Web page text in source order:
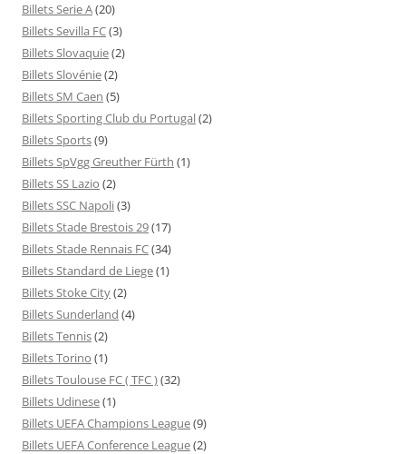
Billets Serie A(20)
Billets Sevilla FC(3)
Billets Slovaquie(2)
Billets Slovénie(2)
Billets SM Caen (5)
Billets Sporting Club du Portugal(2)
Billets Sports(9)
Billets SpVgg Greuther Fürth (1)
Billets SS Lazio (2)
Billets SSC Napoli(3)
Billets Stade Brestois 29(17)
Billets Stade Rennais FC(34)
Billets Standard de Liege(1)
Billets Stoke City(2)
Billets Sunderland (4)
Billets Tennis(2)
Billets Torino (1)
Billets Toulouse FC ( TFC )(32)
Billets Udinese(1)
Billets UEFA Champions League(9)
Billets UEFA Conference League(2)